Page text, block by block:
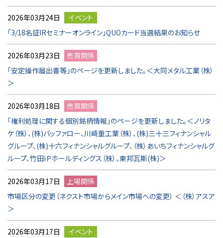
2026年03月24日
イベント
「3/18名証IRセミナーオンライン」QUOカード当選結果のお知らせ
2026年03月23日
売買関係
「安定操作届出書等」のページを更新しました。＜大同メタル工業（株）
＞
2026年03月18日
売買関係
「権利処理に関する個別銘柄情報」のページを更新しました。＜ノリタ
ケ（株）、(株)バッファロー、川崎重工業（株）、(株)三十三フィナンシャル
グループ、(株)十六フィナンシャルグループ、（株）あいちフィナンシャルグ
ループ、竹田iＰホールディングス（株）、東邦瓦斯(株)＞
2026年03月17日
上場関係
市場区分の変更（ネクスト市場からメイン市場への変更） ＜（株）アスア
＞
2026年03月17日
イベント